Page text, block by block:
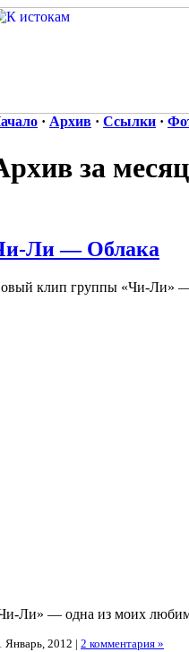
· Архив · Ссылки ·
за
Ли — Облака
клип группы «Чи-Ли»
Ли» — одна из моих
Январь, 2012 | 2 комментария »